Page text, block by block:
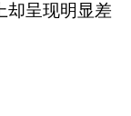
却呈现明显差